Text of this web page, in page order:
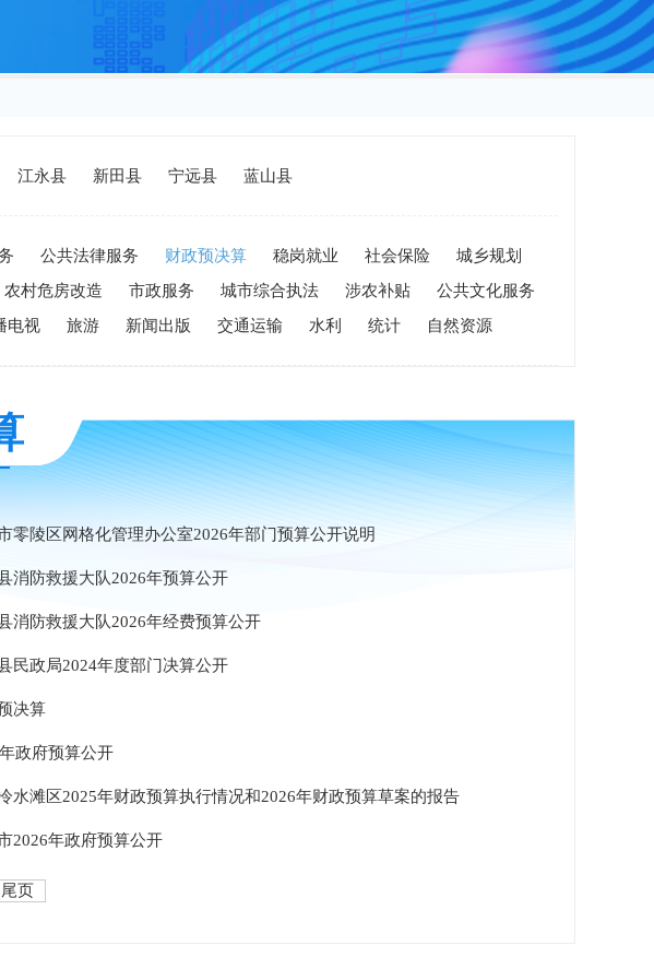
江永县 新田县 宁远县 蓝山县
公共法律服务 财政预决算 稳岗就业 社会保险
城乡规划
农村危房改造 市政服务 城市综合执法 涉农补贴
公共文化服务
电视 旅游 新闻出版 交通运输 水利 统计 自然资源
零陵区网格化管理办公室2026年部门预算公开说明
消防救援大队2026年预算公开
消防救援大队2026年经费预算公开
民政局2024年度部门决算公开
决算
政府预算公开
水滩区2025年财政预算执行情况和2026年财政预算草案的报告
2026年政府预算公开
尾页